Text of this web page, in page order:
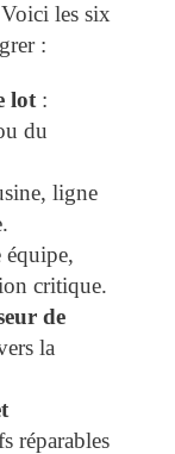
les six
:
lot :
du
ligne
équipe,
critique.
de
la
réparables